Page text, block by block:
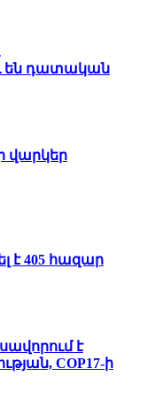
են դատական
վարկեր
է 405 հազար
է
COP17-ի